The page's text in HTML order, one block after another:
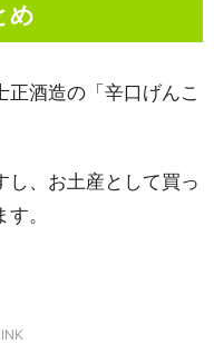
め
正酒造の「辛口げんこ
し、お土産として買っ
。